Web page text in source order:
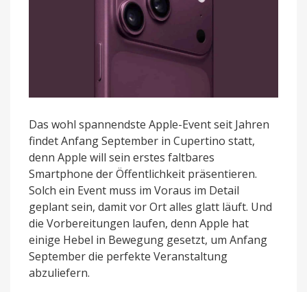
Das wohl spannendste Apple-Event seit Jahren
findet Anfang September in Cupertino statt,
denn Apple will sein erstes faltbares
Smartphone der Öffentlichkeit präsentieren.
Solch ein Event muss im Voraus im Detail
geplant sein, damit vor Ort alles glatt läuft. Und
die Vorbereitungen laufen, denn Apple hat
einige Hebel in Bewegung gesetzt, um Anfang
September die perfekte Veranstaltung
abzuliefern.